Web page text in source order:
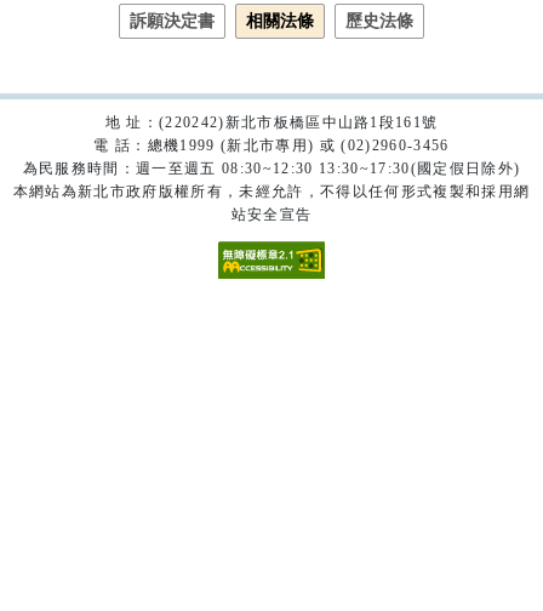
訴願決定書 相關法條 歷史法條
地 址：(220242)新北市板橋區中山路1段161號
電 話：總機1999 (新北市專用) 或 (02)2960-3456
為民服務時間：週一至週五 08:30~12:30 13:30~17:30(國定假日除外)
本網站為新北市政府版權所有，未經允許，不得以任何形式複製和採用網
站安全宣告